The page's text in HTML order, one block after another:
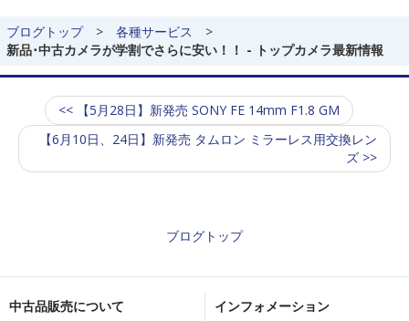
ブログトップ > 各種サービス
>
新品･中古カメラが学割でさらに安い！！ - トップカメラ最新情報
<< 【5月28日】新発売 SONY FE 14mm F1.8 GM
【6月10日、24日】新発売 タムロン ミラーレス用交換レン
ズ >>
ブログトップ
中古品販売について インフォメーション